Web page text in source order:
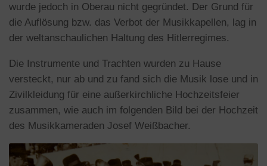
wurde jedoch in Oberau nicht gegründet. Der Grund für
die Auflösung bzw. das Verbot der Musikkapellen, lag in
der weltanschaulichen Haltung des Hitlerregimes.
Die Instrumente und Trachten wurden zu Hause
versteckt, nur ab und zu fand sich die Musik lose und in
Zivilkleidung für eine außerkirchliche Hochzeitsfeier
zusammen, wie auch im folgenden Bild bei der Hochzeit
des Musikkameraden Josef Weißbacher.